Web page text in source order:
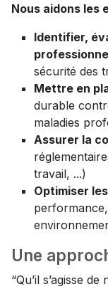
Nous aidons les
Identifier,
sécurité des
Mettre en
durable
maladies
Assurer la
travail, ...)
Optimiser
Une
“Qu’il s’agisse